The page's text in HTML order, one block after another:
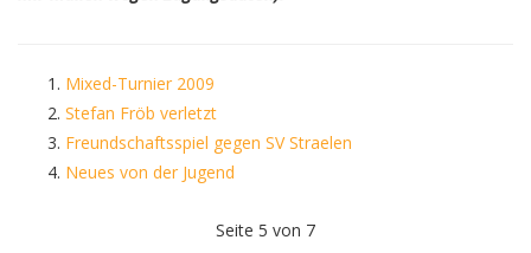
Mixed-Turnier 2009
Stefan Fröb verletzt
Freundschaftsspiel gegen SV Straelen
Neues von der Jugend
Seite 5 von 7